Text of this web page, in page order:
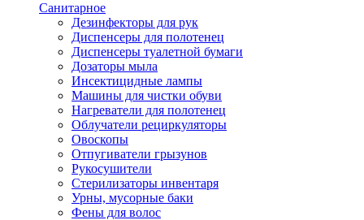
Санитарное
Дезинфекторы для рук
Диспенсеры для полотенец
Диспенсеры туалетной бумаги
Дозаторы мыла
Инсектицидные лампы
Машины для чистки обуви
Нагреватели для полотенец
Облучатели рециркуляторы
Овоскопы
Отпугиватели грызунов
Рукосушители
Стерилизаторы инвентаря
Урны, мусорные баки
Фены для волос